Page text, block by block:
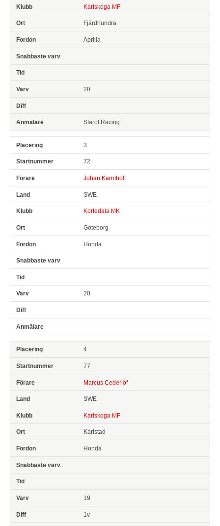
Karlskoga MF
Fjärdhundra
Aprilia
20
Starol Racing
3
72
Johan Karmholt
SWE
Kortedala MK
Göteborg
Honda
20
4
77
Marcus Cederlöf
SWE
Karlskoga MF
Karlstad
Honda
19
1v